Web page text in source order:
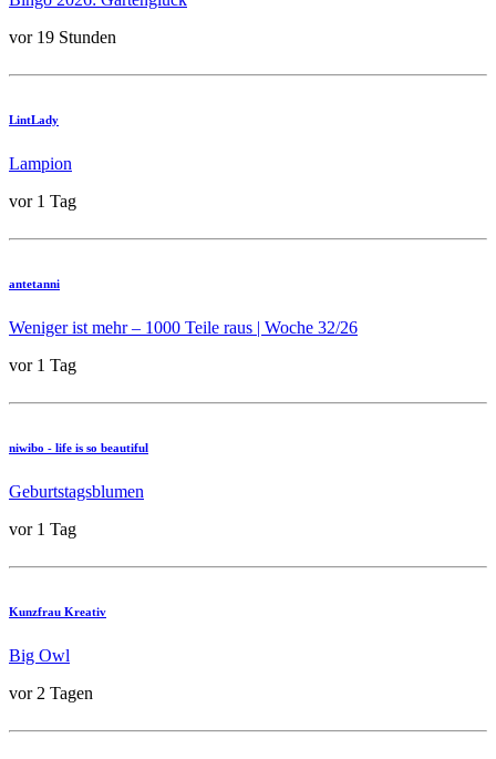
vor 19 Stunden
LintLady
Lampion
vor 1 Tag
antetanni
Weniger ist mehr – 1000 Teile raus | Woche 32/26
vor 1 Tag
niwibo - life is so beautiful
Geburtstagsblumen
vor 1 Tag
Kunzfrau Kreativ
Big Owl
vor 2 Tagen